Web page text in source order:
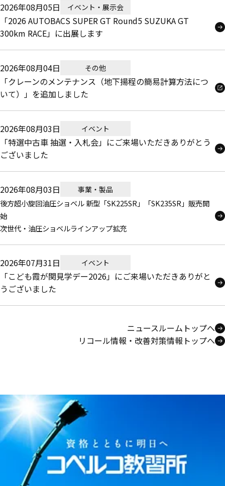
2026年08月05日 イベント・展示会
「2026 AUTOBACS SUPER GT Round5 SUZUKA GT
300km RACE」に出展します
2026年08月04日 その他
「クレーンのメンテナンス（地下揚程の簡易計算方法につ
いて）」を追加しました
2026年08月03日 イベント
「特選中古車 抽選・入札会」にご来場いただきありがとう
ございました
2026年08月03日 事業・製品
後方超小旋回油圧ショベル 新型「SK225SR」「SK235SR」販売開
始
次世代・油圧ショベルラインアップ拡充
2026年07月31日 イベント
「こども霞が関見学デー2026」にご来場いただきありがと
うございました
ニュースルームトップへ
リコール情報・改善対策情報トップへ